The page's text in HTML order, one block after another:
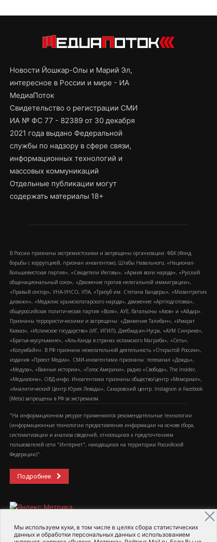
Мы используем куки, в том числе в целях сбора статистических
данных и обработки персональных данных с использованием
Новости Йошкар-Олы и Марий Эл,
интересное в России и мире - ИА
МедиаПоток
Свидетельство о регистрации СМИ
ИА № ФС 77 - 82389 от 30 декабря
2021 года выдано Федеральной
службы по надзору в сфере связи,
информационных технологий и
массовых коммуникаций
Отдельные публикации могут
содержать материалы 18+
В России признаны экстремистскими и запрещены организации: ФБК (Фонд
борьбы с коррупцией, признан иноагентом), Штабы Навального, «Национал-
большевистская партия», «Свидетели Иеговы», «Армия воли народа», «Русский
общенациональный союз», «Движение против нелегальной иммиграции»,
«Правый сектор», УНА-УНСО, УПА, «Тризуб им. Степана Бандеры», «Мизантропик
дивижн», «Меджлис крымскотатарского народа», движение «Артподготовка»,
общероссийская политическая партия «Воля», АУЕ, батальоны «Азов» и «Айдар».
Признаны террористическими и запрещены: «Движение Талибан», «Имарат
Кавказ», «Исламское государство» (ИГ, ИГИЛ), Джебхад-ан-Нусра, «АУМ Синрике»,
«Братья-мусульмане», «Аль-Каида в странах исламского Магриба», «Сеть»,
«Колумбайн». В РФ признана нежелательной деятельность «Открытой России»,
издания «Проект Медиа». СМИ-иноагентами признаны: телеканал «Дождь»,
«Медуза», «Важные истории», «Голос Америки», радио «Свобода», The Insider,
«Медиазона», ОВД-инфо. Иноагентами признаны общество/центр «Мемориал»,
«Аналитический Центр Юрия Левады», Сахаровский центр. Instagram и Facebook
(Metа) запрещены в РФ за экстремизм.
"На информационном ресурсе применяются рекомендательные технологии
(информационные технологии предоставления информации на основе сбора,
систематизации и анализа сведений, относящихся к предпочтениям
пользователей сети "Интернет", находящихся на территории Российской
Федерации)".
Подробнее